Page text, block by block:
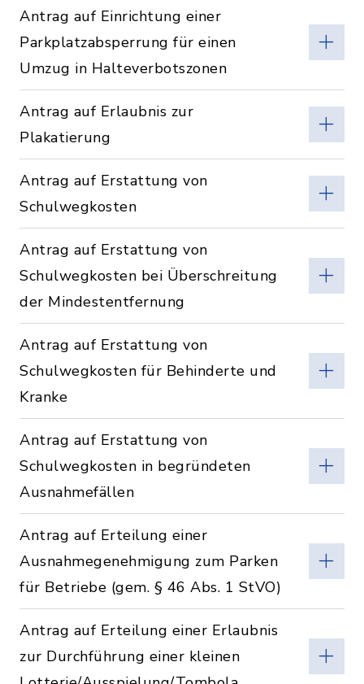
Antrag auf Einrichtung einer
Parkplatzabsperrung für einen
Umzug in Halteverbotszonen
Antrag auf Erlaubnis zur
Plakatierung
Antrag auf Erstattung von
Schulwegkosten
Antrag auf Erstattung von
Schulwegkosten bei Überschreitung
der Mindestentfernung
Antrag auf Erstattung von
Schulwegkosten für Behinderte und
Kranke
Antrag auf Erstattung von
Schulwegkosten in begründeten
Ausnahmefällen
Antrag auf Erteilung einer
Ausnahmegenehmigung zum Parken
für Betriebe (gem. § 46 Abs. 1 StVO)
Antrag auf Erteilung einer Erlaubnis
zur Durchführung einer kleinen